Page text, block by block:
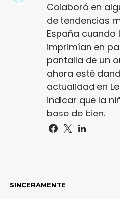
Colaboró en
de tendencias
España cuando
imprimían en
pantalla de un
ahora esté
actualidad en
indicar que la
base de bien.
SINCERAMENTE